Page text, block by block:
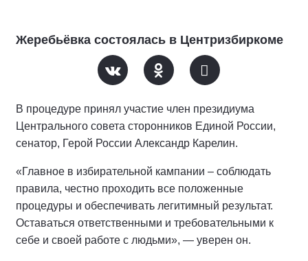
Жеребьёвка состоялась в Центризбиркоме
В процедуре принял участие член президиума
Центрального совета сторонников Единой России,
сенатор, Герой России Александр Карелин.
«Главное в избирательной кампании – соблюдать
правила, честно проходить все положенные
процедуры и обеспечивать легитимный результат.
Оставаться ответственными и требовательными к
себе и своей работе с людьми», — уверен он.